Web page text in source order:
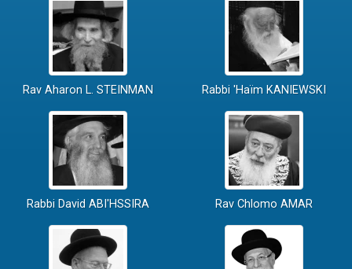
Rav Aharon L. STEINMAN Rabbi 'Haïm KANIEWSKI
Rabbi David ABI'HSSIRA Rav Chlomo AMAR